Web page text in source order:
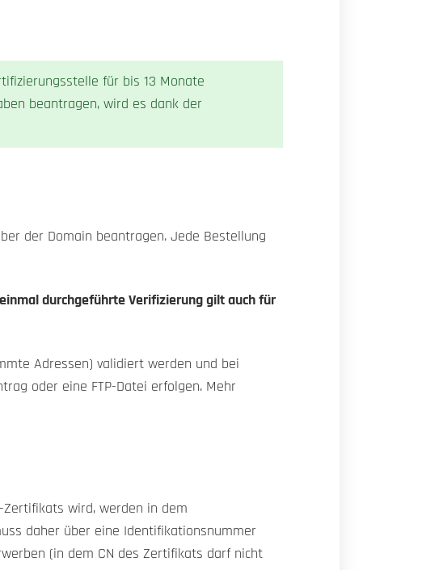
für bis 13 Monate
beantragen, wird es dank der
der Domain beantragen. Jede Bestellung
durchgeführte Verifizierung gilt auch für
Adressen) validiert werden und bei
oder eine FTP-Datei erfolgen. Mehr
Zertifikats wird, werden in dem
daher über eine Identifikationsnummer
(in dem CN des Zertifikats darf nicht